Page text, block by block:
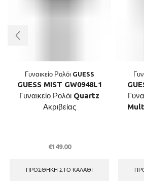
Γυναικείο Ρολόι GUESS
GUESS MIST GW0948L1
Γυναικείο Ρολόι Quartz
Ακριβείας
€149.00
ΠΡΟΣΘΉΚΗ ΣΤΟ ΚΑΛΆΘΙ